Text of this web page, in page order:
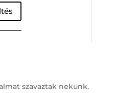
szavaztak nekünk.